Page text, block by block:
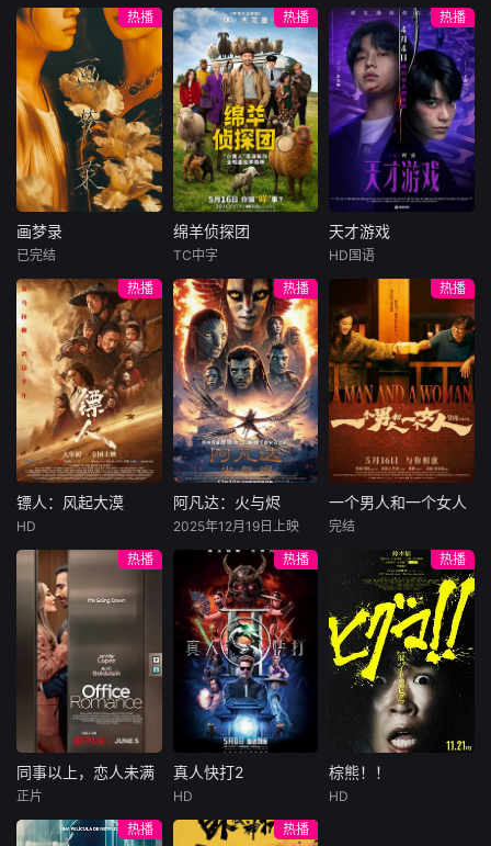
沙风云再起之时，
张启山（陈伟霆
饰）与吴老狗（曾
舜晞 饰）强强联
手，携手霍仙姑
（陈瑶 饰）与九门
诸人共赴冒险奇
局。一桩401部队
的神秘失踪事件，
牵出百年尘封的惊
天秘辛。生死抉
择、兄弟之情、门
派担当与家国大义
相互交织。九门众
人用热血和牺牲，
守护家园，共渡难
关。
ris Brancato is de
veloping a Peaky
Blinders-style seri
es about Irish gan
gs in New York. Br
ancato has reveal
ed the project in t
he past few minut
es at Series Mani
a, and it is under
working title The
Westies. Deadline
understands the p
roject
子赵凌虽出身草
莽，却心怀壮志，
他结识了遭人诬陷
私通的世家名媛小
姐傅庭芸，被迫一
起逃亡，二人历经
家族与朝廷的重重
考验，与命运抗
争，终成传奇良
缘。
热播
画梦录
林柏叡
民国的上海滩，身
怀绝技的孤女画师
许雁真，意外与身
陷危局的融汇银行
总账姜心羽产生交
集。姜心羽遭人陷
害，只得与许雁真
结盟，彼时银行欲
将国宝名画低价卖
给外国人，许雁真
仿造名画、偷天换
日。几经波折，两
人联手在各方势力
的夹缝间巧妙周
旋，共历险阻，破
解重重困境。
画梦录
已完结
热播
绵羊侦探团
尼可拉斯·博朗
尼古拉斯·加利齐纳
牧羊人乔治
（休·杰克曼饰）最
爱给羊群读侦探小
说，没想到自己有
一天会离奇死亡。
他留下的3000万
巨额遗产，让每个
人貌似都有犯罪动
机。警察毫无头绪
“不务正业”迈出牧
场，追查牧羊人“躺
平
绵羊侦探团
TC中字
热播
天才游戏
李蔓瑄
穷途末路的天才少
年刘全龙（彭昱畅
饰），被偏执富家
公子陈伦（丁禹兮
饰）选中，被迫踏
入一场为他量身打
造的“换命游戏”。
豪华别墅、名车名
表、神秘女友全部
备齐，在陈伦的精
瞬间拥有顶配人
生。
天才游戏
HD国语
热播
镖人：风起大漠
于适
大漠之上，镖人、
官府、西域五大家
族等多方势力盘根
错节、暗潮涌动。
“天字第二号逃犯”
刀马接下特殊押镖
任务，和同伴一起
从西域护镖远赴长
安。不料，他们的
护送对象竟是“天字
郎……天下熙熙皆
镖人：风起大漠
HD
热播
阿凡达：火与烬
佐伊·索尔达娜
西格妮·韦弗
影片聚焦杰克·萨利
与奈蒂莉一家的命
运起伏，在前作的
情感余波之上，深
刻描绘一个家族在
战火中如何成长、
并共同守护血脉相
连的情感纽带的历
程，从而将故事推
维度。此外，潘多
阿凡达：火与烬
2025年12月19日上映
热播
一个男人和一个女人
周汉宁
男人（黄渤
饰）和女人（倪妮
饰）飞机同时落
地，入住同一家酒
店，成为一墙之隔
的邻居。不够隔音
的房间暴露了男人
和女人因生活暂停
陷入的困境，健
康、家庭、婚姻、
一个男人和一个女人
完结
热播
同事以上，恋人未满
布雷特·戈德斯坦
同事以上，恋人未满
正片
热播
真人快打2
阿德莱恩·鲁道夫
真人快打2
HD
热播
棕熊！！
棕熊！！
HD
热播
热播